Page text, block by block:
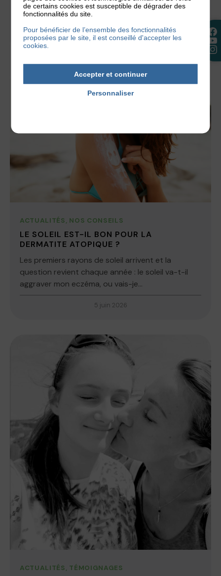
poussée d’eczéma. C’est tout le paradoxe de
l’hygiène quand on a...
2 juillet 2026
ACTUALITÉS, NOS CONSEILS
LE SOLEIL EST-IL BON POUR LA
DERMATITE ATOPIQUE ?
Les premiers rayons de soleil arrivent et la
question revient chaque année : le soleil va-t-il
aggraver mon eczéma, ou vais-je...
5 juin 2026
ACTUALITÉS, TÉMOIGNAGES
de certains cookies est susceptible de dégrader des
fonctionnalités du site.
Pour bénéficier de l’ensemble des fonctionnalités
proposées par le site, il est conseillé d'accepter les
cookies.
Accepter et continuer
Personnaliser